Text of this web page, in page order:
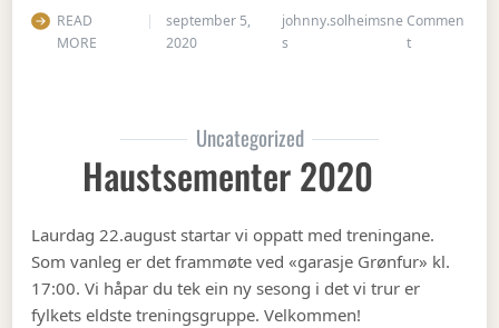
READ
MORE
september 5,
2020
johnny.solheimsne
s
Commen
ton Gubbetur
Uncategorized
Haustsementer 2020
Laurdag 22.august startar vi oppatt med treningane.
Som vanleg er det frammøte ved «garasje Grønfur» kl.
17:00. Vi håpar du tek ein ny sesong i det vi trur er
fylkets eldste treningsgruppe. Velkommen!